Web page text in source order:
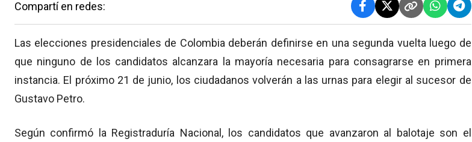
Compartí en redes:
Las elecciones presidenciales de Colombia deberán definirse en una segunda vuelta luego de
que ninguno de los candidatos alcanzara la mayoría necesaria para consagrarse en primera
instancia. El próximo 21 de junio, los ciudadanos volverán a las urnas para elegir al sucesor de
Gustavo Petro.
Según confirmó la Registraduría Nacional, los candidatos que avanzaron al balotaje son el